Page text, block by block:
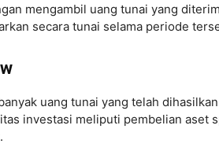
mengambil uang tunai yang
secara tunai selama periode
uang tunai yang telah
investasi meliputi pembelian aset